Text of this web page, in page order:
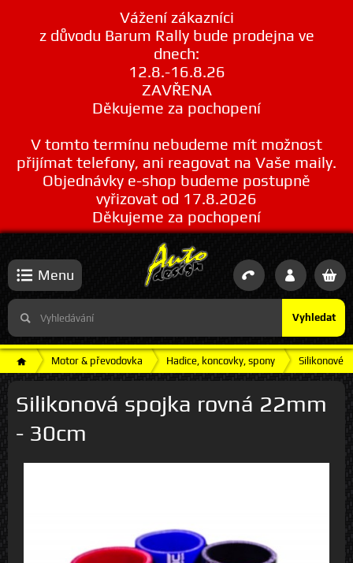
Vážení zákazníci
z důvodu Barum Rally bude prodejna ve
dnech:
12.8.-16.8.26
ZAVŘENA
Děkujeme za pochopení
V tomto termínu nebudeme mít možnost
přijímat telefony, ani reagovat na Vaše maily.
Objednávky e-shop budeme postupně
vyřizovat od 17.8.2026
Děkujeme za pochopení
Vyhledat
Menu
Motor & převodovka Hadice, koncovky, spony Silikonové
Silikonová spojka rovná 22mm
- 30cm